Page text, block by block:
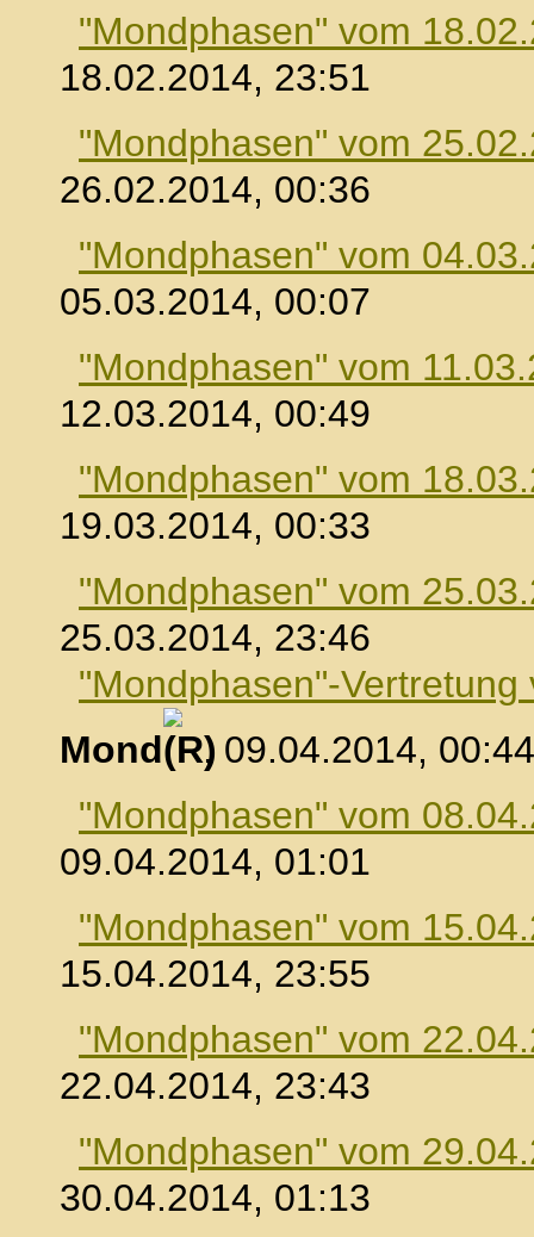
"Mondphasen" vom
18.02.2014, 23:51
"Mondphasen" vom
26.02.2014, 00:36
"Mondphasen" vom
05.03.2014, 00:07
"Mondphasen" vom
12.03.2014, 00:49
"Mondphasen" vom
19.03.2014, 00:33
"Mondphasen" vom
25.03.2014, 23:46
"Mondphasen"-
Mond
, 09.04.2014, 00:44
"Mondphasen" vom
09.04.2014, 01:01
"Mondphasen" vom
15.04.2014, 23:55
"Mondphasen" vom
22.04.2014, 23:43
"Mondphasen" vom
30.04.2014, 01:13